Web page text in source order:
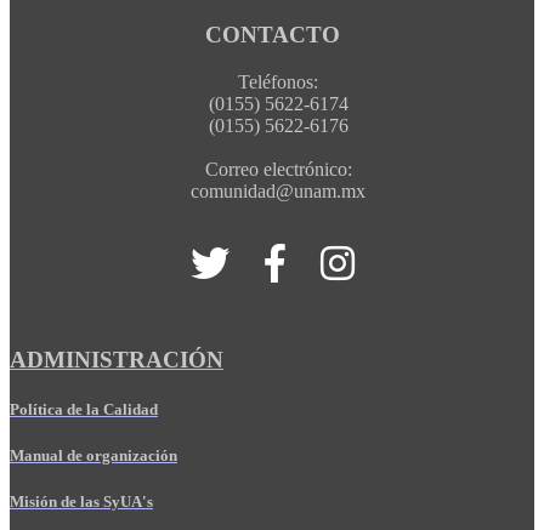
CONTACTO
Teléfonos:
(0155) 5622-6174
(0155) 5622-6176
Correo electrónico:
comunidad@unam.mx
ADMINISTRACIÓN
Política de la Calidad
Manual de organización
Misión de las SyUA's